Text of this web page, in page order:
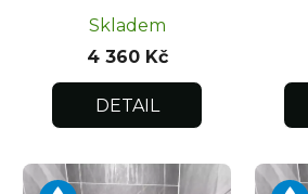
Skladem
4 360 Kč
DETAIL